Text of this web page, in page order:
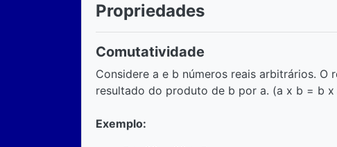
Propriedades
Comutatividade
Considere a e b números reais arbitrários.
resultado do produto de b por a. (a x b = b x
Exemplo: